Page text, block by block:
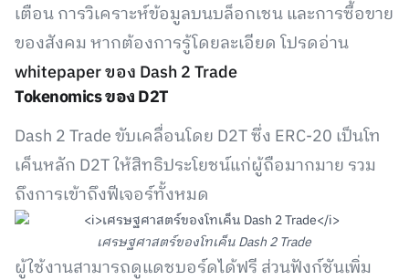
เตือน การวิเคราะห์ข้อมูลบนบล็อกเชน และการซื้อขาย
ของสังคม หากต้องการรู้โดยละเอียด โปรดอ่าน
whitepaper ของ Dash 2 Trade
Tokenomics ของ D2T
Dash 2 Trade ขับเคลื่อนโดย D2T ซึ่ง ERC-20 เป็นโท
เค็นหลัก D2T ให้สิทธิประโยชน์แก่ผู้ถือมากมาย รวม
ถึงการเข้าถึงฟีเจอร์ทั้งหมด
เศรษฐศาสตร์ของโทเค็น Dash 2 Trade
ผู้ใช้งานสามารถดูแดชบอร์ดได้ฟรี ส่วนฟังก์ชันเพิ่ม